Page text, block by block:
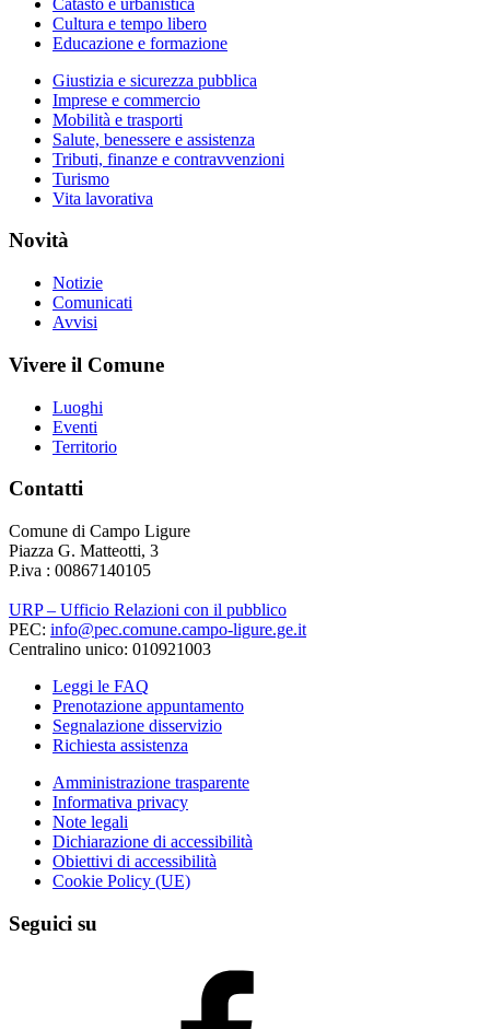
Cultura e tempo libero
Educazione e formazione
Giustizia e sicurezza pubblica
Imprese e commercio
Mobilità e trasporti
Salute, benessere e assistenza
Tributi, finanze e contravvenzioni
Turismo
Vita lavorativa
Novità
Notizie
Comunicati
Avvisi
Vivere il Comune
Luoghi
Eventi
Territorio
Contatti
Comune di Campo Ligure
Piazza G. Matteotti, 3
P.iva : 00867140105
URP – Ufficio Relazioni con il pubblico
PEC: info@pec.comune.campo-ligure.ge.it
Centralino unico: 010921003
Leggi le FAQ
Prenotazione appuntamento
Segnalazione disservizio
Richiesta assistenza
Amministrazione trasparente
Informativa privacy
Note legali
Dichiarazione di accessibilità
Obiettivi di accessibilità
Cookie Policy (UE)
Seguici su